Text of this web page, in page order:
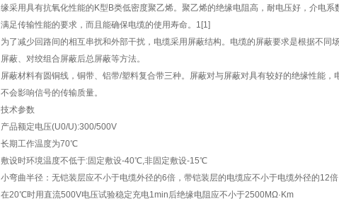
缘采用具有抗氧化性能的K型B类低密度聚乙烯。聚乙烯的绝缘电阻高，耐电压好，介电
满足传输性能的要求，而且能确保电缆的使用寿命。1[1]
为了减少回路间的相互串扰和外部干扰，电缆采用屏蔽结构。电缆的屏蔽要求是根据不同
屏蔽、对绞组合屏蔽后总屏蔽等方法。
屏蔽材料有圆铜线，铜带、铝带/塑料复合带三种。屏蔽对与屏蔽对具有较好的绝缘性能，
不会影响信号的传输质量。
技术参数
产品额定电压(U0/U):300/500V
长期工作温度为70℃
敷设时环境温度不低于:固定敷设-40℃,非固定敷设-15℃
小弯曲半径：无铠装层应不小于电缆外径的6倍，带铠装层的电缆应不小于电缆外径的12倍
在20℃时用直流500V电压试验稳定充电1min后绝缘电阻应不小于2500MΩ·Km